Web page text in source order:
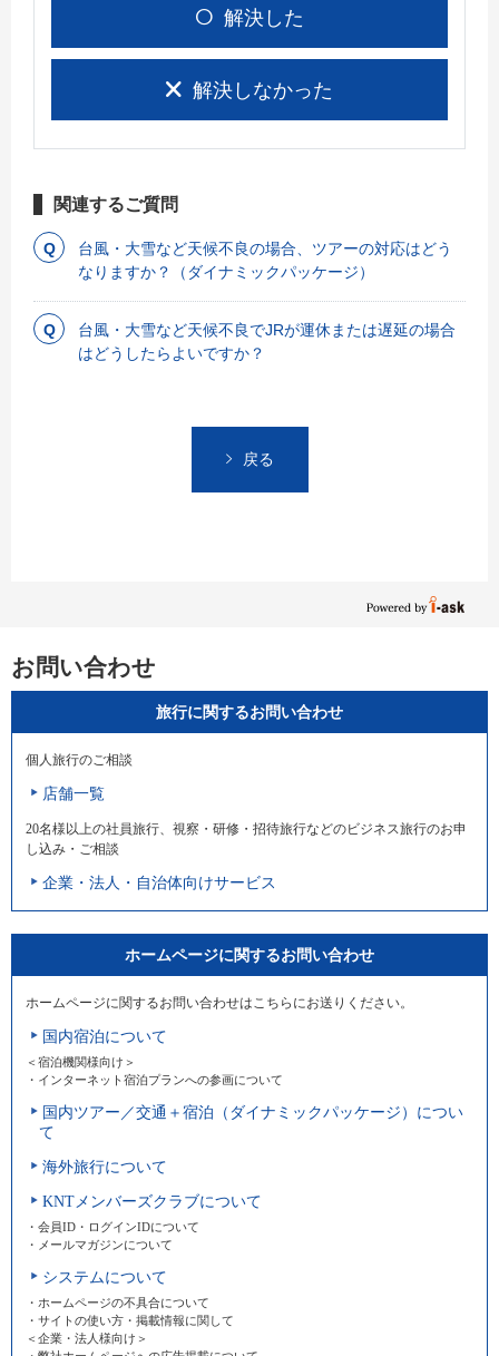
解決した
解決しなかった
関連するご質問
台風・大雪など天候不良の場合、ツアーの対応はどう
なりますか？（ダイナミックパッケージ）
台風・大雪など天候不良でJRが運休または遅延の場合
はどうしたらよいですか？
戻る
お問い合わせ
旅行に関するお問い合わせ
個人旅行のご相談
店舗一覧
20名様以上の社員旅行、視察・研修・招待旅行などのビジネス旅行のお申
し込み・ご相談
企業・法人・自治体向けサービス
ホームページに関するお問い合わせ
ホームページに関するお問い合わせはこちらにお送りください。
国内宿泊について
＜宿泊機関様向け＞
・インターネット宿泊プランへの参画について
国内ツアー／交通＋宿泊（ダイナミックパッケージ）につい
て
海外旅行について
KNTメンバーズクラブについて
・会員ID・ログインIDについて
・メールマガジンについて
システムについて
・ホームページの不具合について
・サイトの使い方・掲載情報に関して
＜企業・法人様向け＞